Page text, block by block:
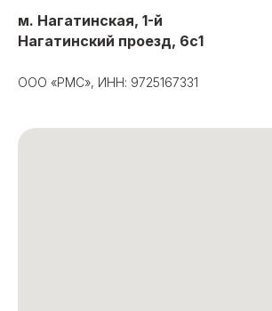
м. Нагатинская, 1-й
Нагатинский проезд, 6с1
ООО «РМС», ИНН: 9725167331